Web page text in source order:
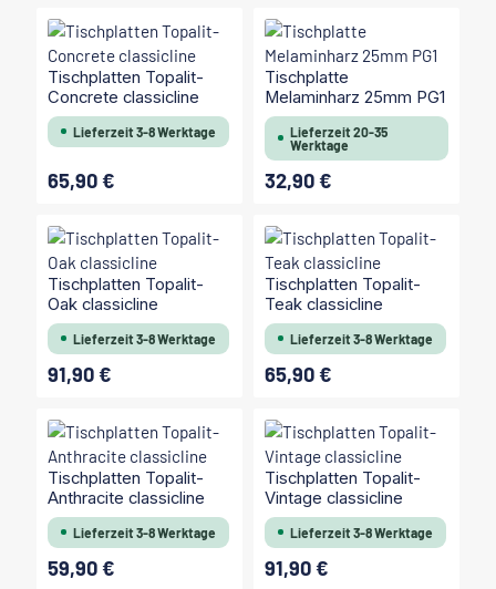
Tischplatten Topalit-
Concrete classicline
Lieferzeit 3-8 Werktage
Regulärer Preis:
65,90 €
Tischplatte
Melaminharz 25mm PG1
Lieferzeit 20-35
Werktage
Regulärer Preis:
32,90 €
Tischplatten Topalit-
Oak classicline
Lieferzeit 3-8 Werktage
Regulärer Preis:
91,90 €
Tischplatten Topalit-
Teak classicline
Lieferzeit 3-8 Werktage
Regulärer Preis:
65,90 €
Tischplatten Topalit-
Anthracite classicline
Lieferzeit 3-8 Werktage
Regulärer Preis:
59,90 €
Tischplatten Topalit-
Vintage classicline
Lieferzeit 3-8 Werktage
Regulärer Preis:
91,90 €